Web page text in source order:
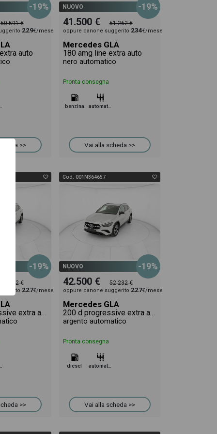
-19%
50.591 €
229€/mese
auto
>>
NUOVO -19%
41.500 € 51.262 €
oppure canone suggerito 234€/mese
Mercedes GLA
180 amg line extra auto
nero automatico
Pronta consegna
benzina automatico
Vai alla scheda >>
-19%
52.232 €
227€/mese
200 d progressive extra auto
>>
Cod. 001N364657
NUOVO -19%
42.500 € 52.232 €
oppure canone suggerito 227€/mese
Mercedes GLA
200 d progressive extra auto
argento automatico
Pronta consegna
diesel
Vai alla scheda >>